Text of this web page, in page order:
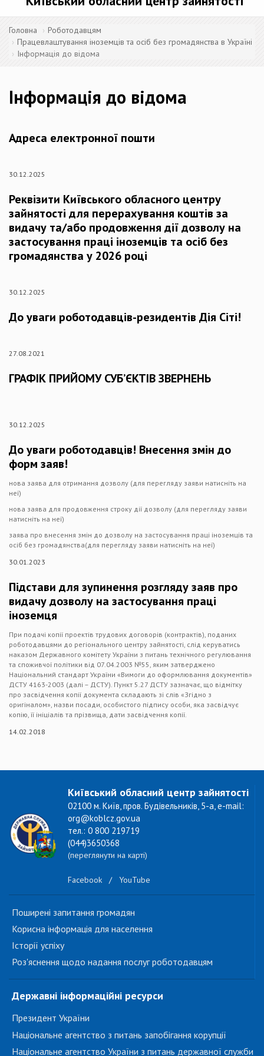
Головна
Роботодавцям
Працевлаштування іноземців та осіб без громадянства в Україні
Інформація до відома
Інформація до відома
Адреса електронної пошти
30.12.2025
Реквізити Київського обласного центру
зайнятості для перерахування коштів за
видачу та/або продовження дії дозволу на
застосування праці іноземців та осіб без
громадянства у 2026 році
30.12.2025
До уваги роботодавців-резидентів Дія Сіті!
27.08.2021
ГРАФІК ПРИЙОМУ СУБ’ЄКТІВ ЗВЕРНЕНЬ
30.12.2025
До уваги роботодавців! Внесення змін до
форм заяв!
нова заява для отримання дозволу (для перегляду заяви натисніть на
неї)
нова заява для продовження строку дії дозволу (для перегляду заяви
натисніть на неї)
заява про внесення змін до дозволу на застосування праці іноземців та
осіб без громадянства(для перегляду заяви натисніть на неї)
30.01.2023
Підстави для зупинення розгляду заяв про
видачу дозволу на застосування праці
іноземця
При подачі копії проектів трудових договорів (контрактів), поданих
роботодавцями до регіонального центру зайнятості, слід керуватись
наказом Державного комітету України з питань технічного регулювання
та споживчої політики від 07.04.2003 №55, яким затверджено
Національний стандарт України «Вимоги до оформлювання документів»
ДСТУ 4163-2003 (далі – ДСТУ). Пункт 5.27 ДСТУ зазначає, що відмітку
про засвідчення копії документа складають зі слів «Згідно з
оригіналом», назви посади, особистого підпису особи, яка засвідчує
копію, її ініціалів та прізвища, дати засвідчення копії.
14.02.2018
Київський обласний центр зайнятості
02100 м. Київ, пров. Будівельників, 5-а, e-mail:
org@koblcz.gov.ua
тел.: 0 800 219719
(044)3650368
(переглянути на карті)
Facebook / YouTube
Поширені запитання громадян
Корисна інформація для населення
Історії успіху
Роз'яснення щодо надання послуг роботодавцям
Державні інформаційні ресурси
Президент України
Національне агентство з питань запобігання корупції
Національне агентство України з питань державної служби